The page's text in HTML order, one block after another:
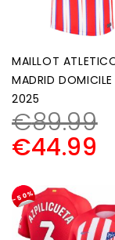
MAILLOT
MADRID
2025
€89.99
€44.99
-50%